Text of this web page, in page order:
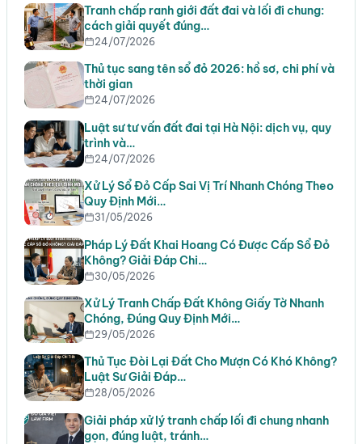
Tranh chấp ranh giới đất đai và lối đi chung:
cách giải quyết đúng…
24/07/2026
Thủ tục sang tên sổ đỏ 2026: hồ sơ, chi phí và
thời gian
24/07/2026
Luật sư tư vấn đất đai tại Hà Nội: dịch vụ, quy
trình và…
24/07/2026
Xử Lý Sổ Đỏ Cấp Sai Vị Trí Nhanh Chóng Theo
Quy Định Mới…
31/05/2026
Pháp Lý Đất Khai Hoang Có Được Cấp Sổ Đỏ
Không? Giải Đáp Chi…
30/05/2026
Xử Lý Tranh Chấp Đất Không Giấy Tờ Nhanh
Chóng, Đúng Quy Định Mới…
29/05/2026
Thủ Tục Đòi Lại Đất Cho Mượn Có Khó Không?
Luật Sư Giải Đáp…
28/05/2026
Giải pháp xử lý tranh chấp lối đi chung nhanh
gọn, đúng luật, tránh…